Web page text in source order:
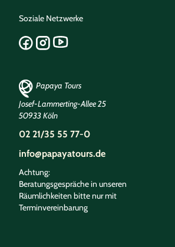
Soziale Netzwerke
Papaya Tours
Josef-Lammerting-Allee 25
50933 Köln
02 21/35 55 77-0
info@papayatours.de
Achtung:
Beratungsgespräche in unseren
Räumlichkeiten bitte nur mit
Terminvereinbarung